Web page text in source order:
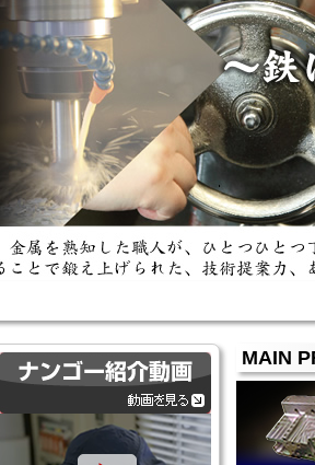
MAIN